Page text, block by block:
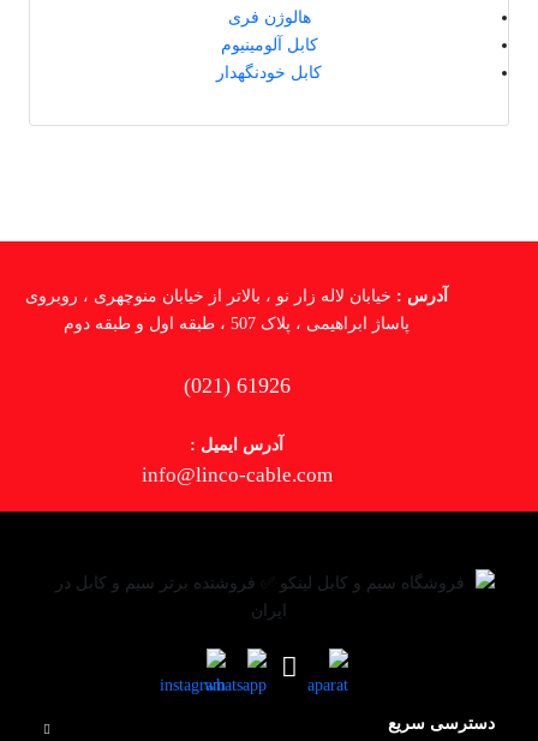
هالوژن فری
کابل آلومینیوم
کابل خودنگهدار
آدرس : خیابان لاله زار نو ، بالاتر از خیابان منوچهری ، روبروی
پاساژ ابراهیمی ، پلاک 507 ، طبقه اول و طبقه دوم
(021) 61926
آدرس ایمیل :
info@linco-cable.com
دسترسی سریع